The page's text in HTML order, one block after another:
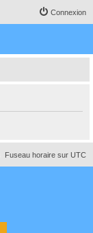
Connexion
Fuseau horaire sur UTC